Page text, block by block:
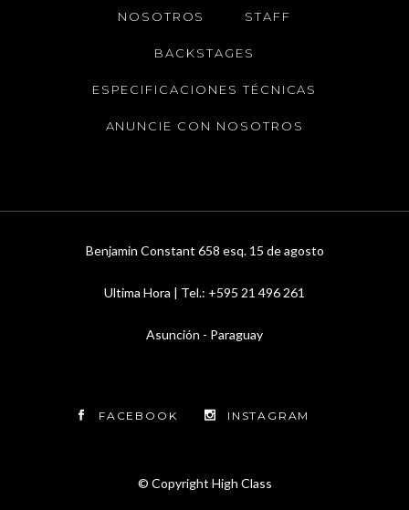
NOSOTROS STAFF
BACKSTAGES
ESPECIFICACIONES TÉCNICAS
ANUNCIE CON NOSOTROS
Benjamin Constant 658 esq. 15 de agosto
Ultima Hora | Tel.: +595 21 496 261
Asunción - Paraguay
FACEBOOK INSTAGRAM
© Copyright High Class